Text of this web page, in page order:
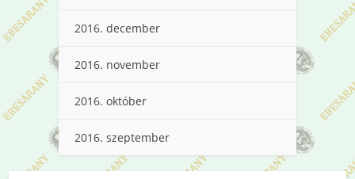
2016. december
2016. november
2016. október
2016. szeptember